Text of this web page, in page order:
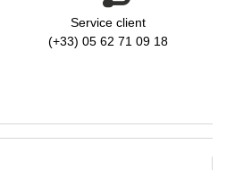
Service client
(+33) 05 62 71 09 18